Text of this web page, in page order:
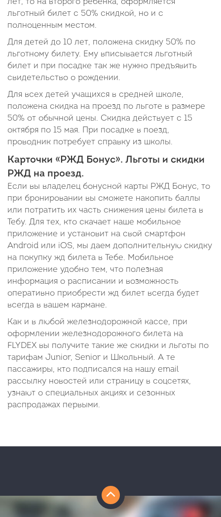
лет, то на второго ребенка, оформляется
льготный билет с 50% скидкой, но и с
полноценным местом.
Для детей до 10 лет, положена скидку 50% по
льготному билету. Ему вписывается льготный
билет и при посадке так же нужно предъявить
свидетельство о рождении.
Для всех детей учащихся в средней школе,
положена скидка на проезд по льготе в размере
50% от обычной цены. Скидка действует с 15
октября по 15 мая. При посадке в поезд,
проводник потребует справку из школы.
Карточки «РЖД Бонус». Льготы и скидки
РЖД на проезд.
Если вы владелец бонусной карты РЖД Бонус, то
при бронировании вы сможете накопить баллы
или потратить их часть снижения цены билета в
Тебу. Для тех, кто скачает наше мобильное
приложение и установит на свой смартфон
Android или iOS, мы даем дополнительную скидку
на покупку жд билета в Тебе. Мобильное
приложение удобно тем, что полезная
информация о расписании и возможность
оперативно приобрести жд билет всегда будет
всегда в вашем кармане.
Как и в любой железнодорожной кассе, при
оформлении железнодорожного билета на
FLYDEX вы получите такие же скидки и льготы по
тарифам Junior, Senior и Школьный. А те
пассажиры, кто подписался на нашу email
рассылку новостей или страницу в соцсетях,
узнают о специальных акциях и сезонных
распродажах первыми.